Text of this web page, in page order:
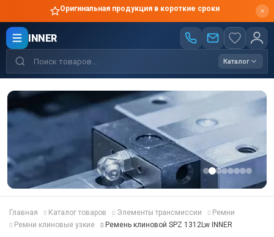
Оригинальная продукция в короткие сроки
INNER
Каталог
Главная Каталог товаров Элементы трансмиссии
Ремни
Ремни клиновые узкие
Ремень клиновой SPZ 1312Lw INNER